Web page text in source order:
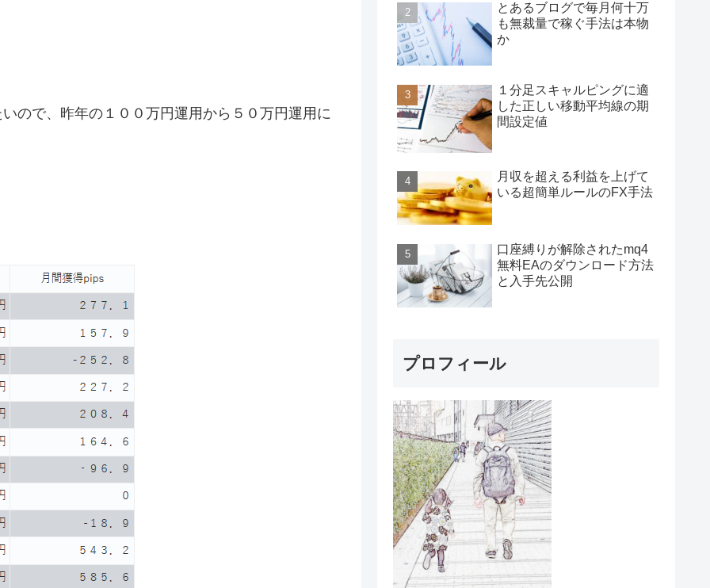
ので、昨年の１００万円運用から５０万円運用に
とあるブログで毎月何十万
も無裁量で稼ぐ手法は本物
か
１分足スキャルピングに適
した正しい移動平均線の期
間設定値
月収を超える利益を上げて
いる超簡単ルールのFX手法
口座縛りが解除されたmq4
無料EAのダウンロード方法
と入手先公開
プロフィール